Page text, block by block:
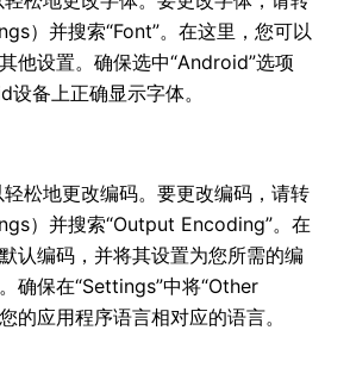
）并搜索“Font”。在这里，您可以
他设置。确保选中“Android”选项
备上正确显示字体。
松地更改编码。要更改编码，请转
）并搜索“Output Encoding”。在
认编码，并将其设置为您所需的编
确保在“Settings”中将“Other
的应用程序语言相对应的语言。